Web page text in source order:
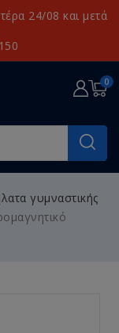
24/08 και μετά
0
γυμναστικής